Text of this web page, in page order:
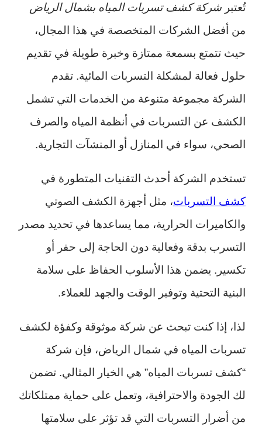
تُعتبر شركة كشف تسربات المياه بشمال الرياض
من أفضل الشركات المتخصصة في هذا المجال،
حيث تتمتع بسمعة ممتازة وخبرة طويلة في تقديم
حلول فعالة لمشكلة التسربات المائية. تقدم
الشركة مجموعة متنوعة من الخدمات التي تشمل
الكشف عن التسربات في أنظمة المياه والصرف
الصحي، سواء في المنازل أو المنشآت التجارية.
تستخدم الشركة أحدث التقنيات المتطورة في
كشف التسربات، مثل أجهزة الكشف الصوتي
والكاميرات الحرارية، مما يساعدها في تحديد مصدر
التسرب بدقة وفعالية دون الحاجة إلى حفر أو
تكسير. يضمن هذا الأسلوب الحفاظ على سلامة
البنية التحتية وتوفير الوقت والجهد للعملاء.
لذا، إذا كنت تبحث عن شركة موثوقة وكفؤة لكشف
تسربات المياه في شمال الرياض، فإن شركة
“كشف تسربات المياه” هي الخيار المثالي. تضمن
لك الجودة والاحترافية، وتعمل على حماية ممتلكاتك
من أضرار التسربات التي قد تؤثر على سلامتها